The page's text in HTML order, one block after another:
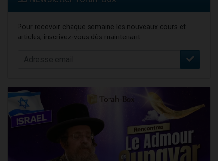
Pour recevoir chaque semaine les nouveaux cours et
articles, inscrivez-vous dès maintenant :